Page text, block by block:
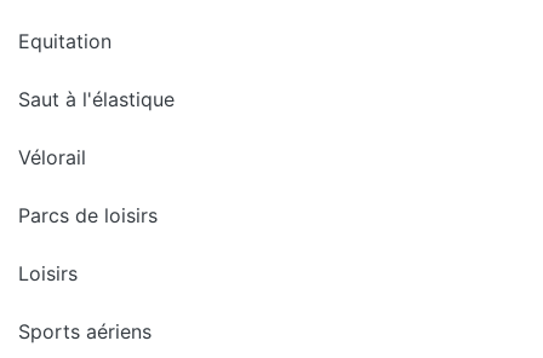
Equitation
Saut à l'élastique
Vélorail
Parcs de loisirs
Loisirs
Sports aériens